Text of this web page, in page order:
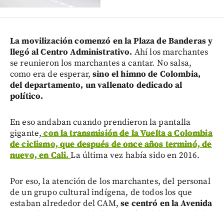
La movilización comenzó en la Plaza de Banderas y
llegó al Centro Administrativo. Ahí los marchantes
se reunieron los marchantes a cantar. No salsa,
como era de esperar, sino el himno de Colombia,
del departamento, un vallenato dedicado al
político.
En eso andaban cuando prendieron la pantalla
gigante, con la transmisión de la Vuelta a Colombia
de ciclismo, que después de once años terminó, de
nuevo, en Cali.La última vez había sido en 2016.
Por eso, la atención de los marchantes, del personal
de un grupo cultural indígena, de todos los que
estaban alrededor del CAM,se centró en la Avenida